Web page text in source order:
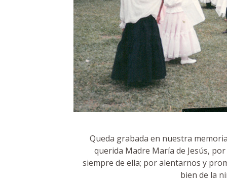
Queda grabada en nuestra
querida Madre María de Jesús,
siempre de ella; por alentarnos y
bien de la